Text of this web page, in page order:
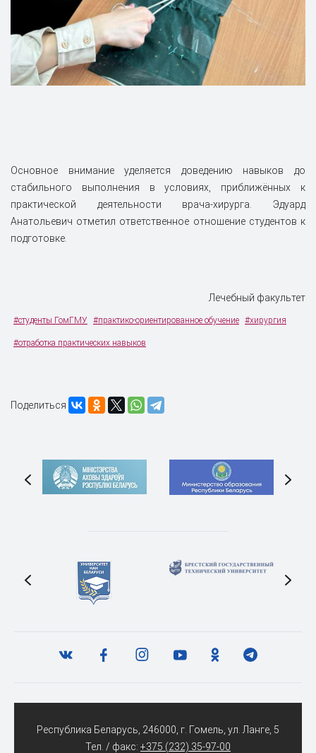
Основное внимание уделяется доведению навыков до
стабильного выполнения в условиях, приближённых к
практической деятельности врача-хирурга. Эдуард
Анатольевич отметил ответственное отношение студентов к
подготовке.
Лечебный факультет
#студенты ГомГМУ #практико-ориентированное обучение #хирургия
#отработка практических навыков
Поделиться
Республика Беларусь, 246000, г. Гомель, ул. Ланге, 5
Тел. / факс: +375 (232) 35-97-00